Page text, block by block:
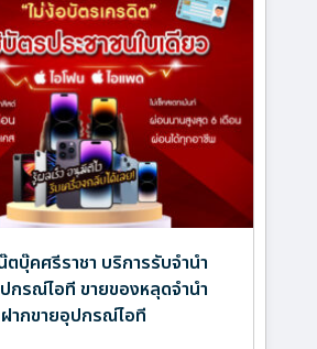
ตบุ๊คศรีราชา บริการรับจำนำ
กรณ์ไอที ขายของหลุดจำนำ
ากขายอุปกรณ์ไอที